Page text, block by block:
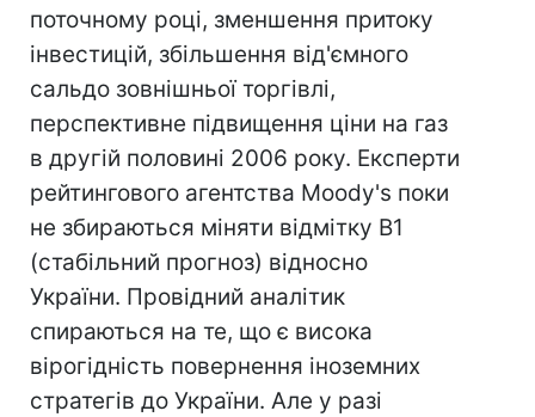
поточному році, зменшення притоку
інвестицій, збільшення від'ємного
сальдо зовнішньої торгівлі,
перспективне підвищення ціни на газ
в другій половині 2006 року. Експерти
рейтингового агентства Moody's поки
не збираються міняти відмітку B1
(стабільний прогноз) відносно
України. Провідний аналітик
спираються на те, що є висока
вірогідність повернення іноземних
стратегів до України. Але у разі